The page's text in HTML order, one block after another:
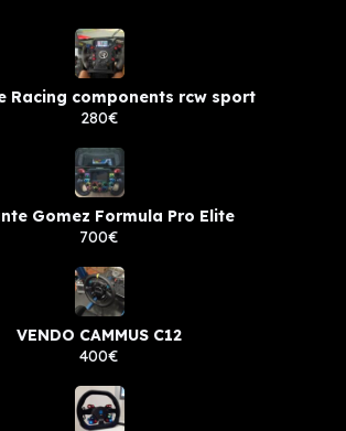
Racing components rcw sport
280€
Gomez Formula Pro Elite
700€
VENDO CAMMUS C12
400€